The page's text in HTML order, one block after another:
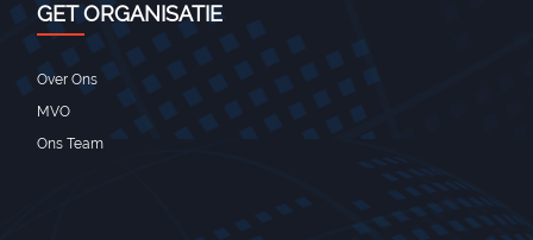
GET ORGANISATIE
Over Ons
MVO
Ons Team